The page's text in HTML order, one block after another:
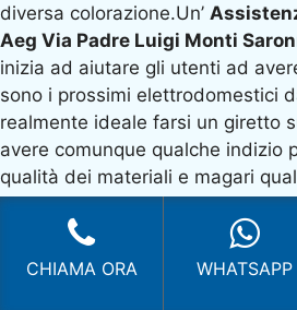
diversa colorazione.Un’
Aeg Via Padre Luigi Monti
inizia ad aiutare gli utenti ad
sono i prossimi elettrodomestici
realmente ideale farsi un giretto
avere comunque qualche indizio
qualità dei materiali e magari
caratteristica utile.
Domande e
CHIAMA ORA WHATSAPP